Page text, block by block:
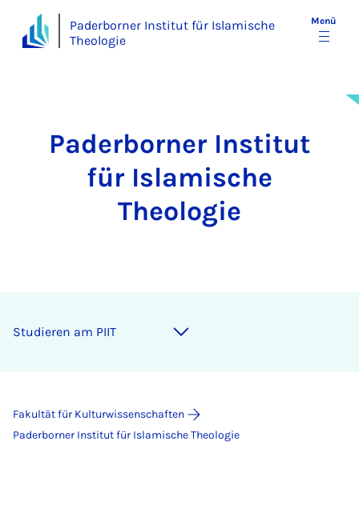
Paderborner Institut für Islamische
Theologie
Menü
Paderborner Institut
für Islamische
Theologie
Stu­die­ren am PI­IT
Fakultät für Kulturwissenschaften
Paderborner Institut für Islamische Theologie